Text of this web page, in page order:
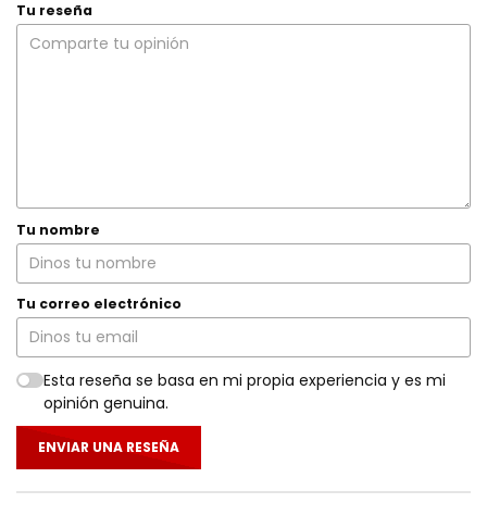
Tu reseña
Tu nombre
Tu correo electrónico
Esta reseña se basa en mi propia experiencia y es mi
opinión genuina.
ENVIAR UNA RESEÑA